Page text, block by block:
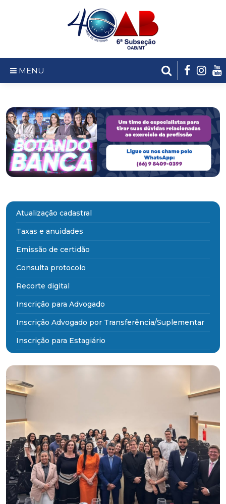
MENU
Atualização cadastral
Taxas e anuidades
Emissão de certidão
Consulta protocolo
Recorte digital
Inscrição para Advogado
Inscrição Advogado por Transferência/Suplementar
Inscrição para Estagiário